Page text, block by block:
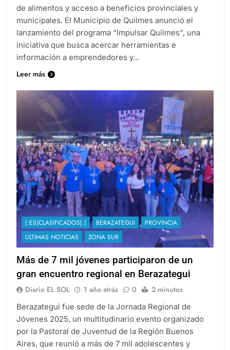
de alimentos y acceso a beneficios provinciales y
municipales. El Municipio de Quilmes anunció el
lanzamiento del programa “Impulsar Quilmes”, una
iniciativa que busca acercar herramientas e
información a emprendedores y…
Leer más
{:ES}CLASIFICADOS{:} BERAZATEGUI
PROVINCIA
ULTIMAS NOTICIAS
ZONA SUR
Más de 7 mil jóvenes participaron de un
gran encuentro regional en Berazategui
Diario EL SOL 1 año atrás 0 2 minutos
Berazategui fue sede de la Jornada Regional de
Jóvenes 2025, un multitudinario evento organizado
por la Pastoral de Juventud de la Región Buenos
Aires, que reunió a más de 7 mil adolescentes y